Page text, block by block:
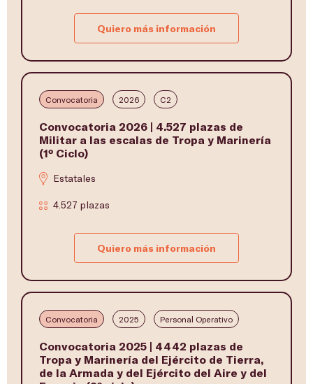
Quiero más información
Convocatoria 2026 C2
Convocatoria 2026 | 4.527 plazas de
Militar a las escalas de Tropa y Marinería
(1º Ciclo)
Estatales
4.527 plazas
Quiero más información
Convocatoria 2025 Personal Operativo
Convocatoria 2025 | 4442 plazas de
Tropa y Marinería del Ejército de Tierra,
de la Armada y del Ejército del Aire y del